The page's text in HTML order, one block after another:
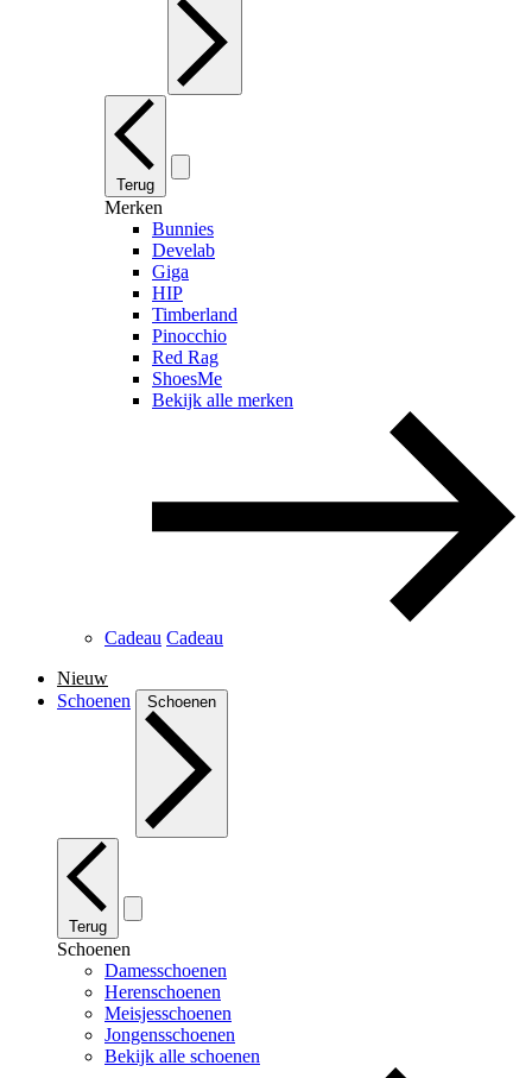
Terug
Merken
Bunnies
Develab
Giga
HIP
Timberland
Pinocchio
Red Rag
ShoesMe
Bekijk alle merken
Cadeau Cadeau
Nieuw
Schoenen
Schoenen
Terug
Schoenen
Damesschoenen
Herenschoenen
Meisjesschoenen
Jongensschoenen
Bekijk alle schoenen